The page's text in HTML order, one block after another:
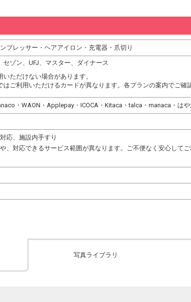
プレッサー・ヘアアイロン・充電器・爪切り
セゾン、UFJ、マスター、ダイナース
ただけない場合があります。
ご利用いただけるカードが異なります。各プランの案内でご確
・WAON・Applepay・ICOCA・Kitaca・talca・manaca・は
応、施設内手すり
、対応できるサービス範囲が異なります。ご不便なく安心して
写真ライブラリ